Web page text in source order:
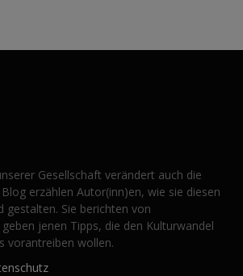
Gesellschaft verändert auch die
erzählen Autor(inn)en, wie sie diesen
gestalten. Sie berichten von
jenen Tipps, die den Kulturwandel
vorantreiben wollen.